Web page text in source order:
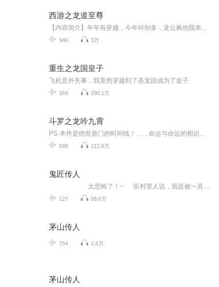
西游之龙道至尊
946 3万
重生之龙国皇子
飞机意外失事，我竟然穿越到了圣龙国成为了皇子
959 290.1万
斗罗之龙吟九霄
689 112.6万
鬼匠传人
127 56.6万
茅山传人
754 2.6万
茅山传人